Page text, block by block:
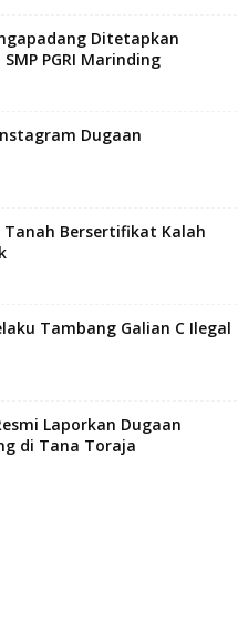
Ditetapkan
PGRI Marinding
Dugaan
Tanah Bersertifikat Kalah
Tambang Galian C Ilegal
Laporkan Dugaan
di Tana Toraja